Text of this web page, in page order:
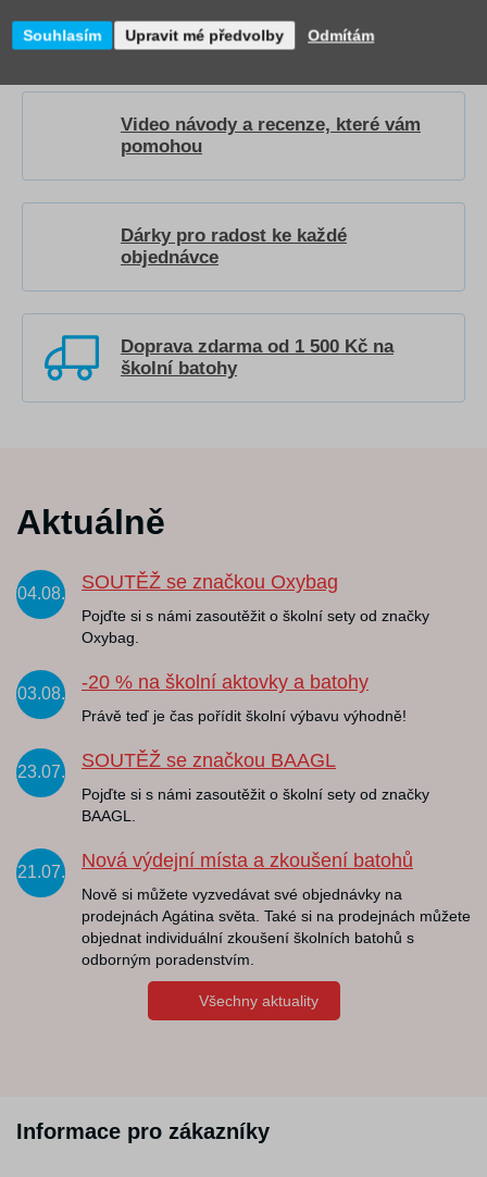
průvodce.
Video návody a recenze, které vám
pomohou
Dárky pro radost ke každé
objednávce
Doprava zdarma od 1 500 Kč na
školní batohy
Aktuálně
04.08.
SOUTĚŽ se značkou Oxybag
Pojďte si s námi zasoutěžit o školní sety od značky
Oxybag.
03.08.
-20 % na školní aktovky a batohy
Právě teď je čas pořídit školní výbavu výhodně!
23.07.
SOUTĚŽ se značkou BAAGL
Pojďte si s námi zasoutěžit o školní sety od značky
BAAGL.
21.07.
Nová výdejní místa a zkoušení batohů
Nově si můžete vyzvedávat své objednávky na
prodejnách Agátina světa. Také si na prodejnách můžete
objednat individuální zkoušení školních batohů s
odborným poradenstvím.
Všechny aktuality
Informace pro zákazníky
Souhlasím Upravit mé předvolby Odmítám